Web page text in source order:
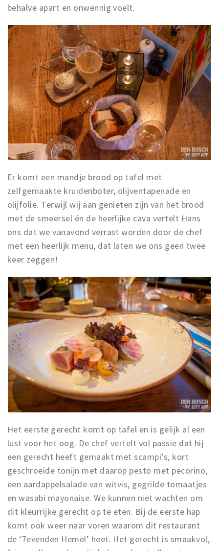
behalve apart en onwennig voelt.
Er komt een mandje brood op tafel met
zelfgemaakte kruidenboter, olijventapenade en
olijfolie. Terwijl wij aan genieten zijn van het brood
met de smeersel én de heerlijke cava vertelt Hans
ons dat we vanavond verrast worden door de chef
met een heerlijk menu, dat laten we ons geen twee
keer zeggen!
Het eerste gerecht komt op tafel en is gelijk al een
lust voor het oog. De chef vertelt vol passie dat hij
een gerecht heeft gemaakt met scampi’s, kort
geschroeide tonijn met daarop pesto met pecorino,
een aardappelsalade van witvis, gegrilde tomaatjes
en wasabi mayonaise. We kunnen niet wachten om
dit kleurrijke gerecht op te eten. Bij de eerste hap
komt ook weer naar voren waarom dit restaurant
de ‘7evenden Hemel’ heet. Het gerecht is smaakvol,